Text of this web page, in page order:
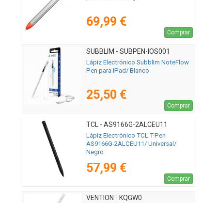
69,99 €
Comprar
SUBBLIM - SUBPEN-IOS001
Lápiz Electrónico Subblim NoteFlow
Pen para iPad/ Blanco
25,50 €
Comprar
TCL - AS9166G-2ALCEU11
Lápiz Electrónico TCL T-Pen
AS9166G-2ALCEU11/ Universal/
Negro
57,99 €
Comprar
VENTION - KQGW0